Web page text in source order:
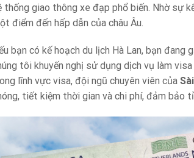
thống giao thông xe đạp phổ biến. Nhờ sự
điểm đến hấp dẫn của châu Âu.
bạn có kế hoạch du lịch Hà Lan, bạn
tôi khuyến nghị sử dụng dịch vụ làm
lĩnh vực visa, đội ngũ chuyên viên của
tiết kiệm thời gian và chi phí, đảm bảo